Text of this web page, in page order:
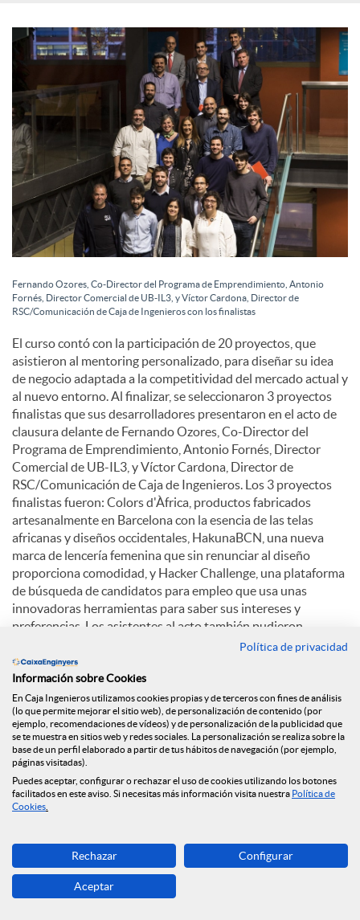
a
l
e
s
Fernando Ozores, Co-Director del Programa de Emprendimiento, Antonio
Fornés, Director Comercial de UB-IL3, y Víctor Cardona, Director de
RSC/Comunicación de Caja de Ingenieros con los finalistas
El curso contó con la participación de 20 proyectos, que
asistieron al mentoring personalizado, para diseñar su idea
de negocio adaptada a la competitividad del mercado actual y
al nuevo entorno. Al finalizar, se seleccionaron 3 proyectos
finalistas que sus desarrolladores presentaron en el acto de
clausura delante de Fernando Ozores, Co-Director del
Programa de Emprendimiento, Antonio Fornés, Director
Comercial de UB-IL3, y Víctor Cardona, Director de
RSC/Comunicación de Caja de Ingenieros. Los 3 proyectos
finalistas fueron: Colors d'Àfrica, productos fabricados
artesanalmente en Barcelona con la esencia de las telas
africanas y diseños occidentales, HakunaBCN, una nueva
marca de lencería femenina que sin renunciar al diseño
proporciona comodidad, y Hacker Challenge, una plataforma
de búsqueda de candidatos para empleo que usa unas
innovadoras herramientas para saber sus intereses y
preferencias. Los asistentes al acto también pudieron
disfrutar de una conferencia de Albert Torruella titulada: "
Emprendedores como Homer Simpson, Mac Gyver, Son Goku
y otros como tú".
C
o
m
p
Ponemos en marcha un nuevo espacio web
dedicado a la salud financiera
Política de privacidad
Información sobre Cookies
En Caja Ingenieros utilizamos cookies propias y de terceros con fines de análisis
(lo que permite mejorar el sitio web), de personalización de contenido (por
ejemplo, recomendaciones de vídeos) y de personalización de la publicidad que
se te muestra en sitios web y redes sociales. La personalización se realiza sobre la
base de un perfil elaborado a partir de tus hábitos de navegación (por ejemplo,
páginas visitadas).
Puedes aceptar, configurar o rechazar el uso de cookies utilizando los botones
facilitados en este aviso. Si necesitas más información visita nuestra Política de
Cookies
Rechazar Configurar
Aceptar